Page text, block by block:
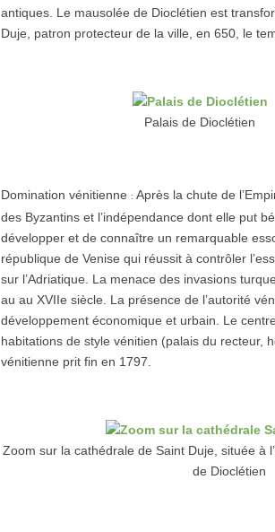
antiques. Le mausolée de Dioclétien est
Duje, patron protecteur de la ville, en 650, le
Palais de Dioclétien
Domination vénitienne : Après la chute de
des Byzantins et l’indépendance dont elle put
développer et de connaître un remarquable
république de Venise qui réussit à contrôler
sur l’Adriatique. La menace des invasions
au au XVIIe siècle. La présence de l’autorité
développement économique et urbain. Le
habitations de style vénitien (palais du recteur,
vénitienne prit fin en 1797.
Zoom sur la cathédrale de Saint Duje, située à
de Dioclétien